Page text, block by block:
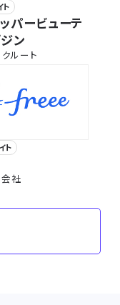
ト
パービューテ
ン
ルート
ト
社